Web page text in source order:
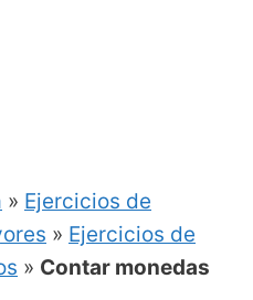
» Ejercicios de
» Ejercicios de
» Contar monedas